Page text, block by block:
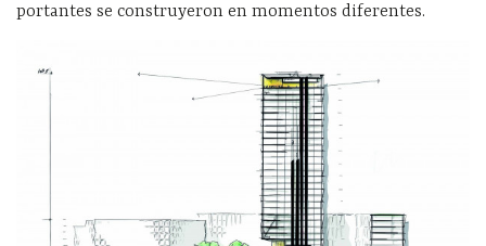
portantes se construyeron en momentos diferentes.